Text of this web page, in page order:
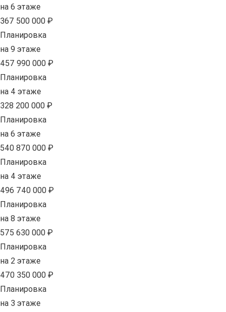
на 6 этаже
367 500 000 ₽
Планировка
на 9 этаже
457 990 000 ₽
Планировка
на 4 этаже
328 200 000 ₽
Планировка
на 6 этаже
540 870 000 ₽
Планировка
на 4 этаже
496 740 000 ₽
Планировка
на 8 этаже
575 630 000 ₽
Планировка
на 2 этаже
470 350 000 ₽
Планировка
на 3 этаже